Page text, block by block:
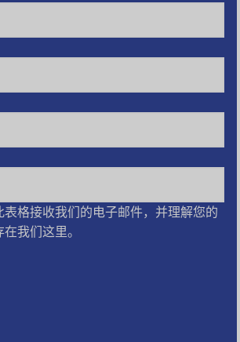
表格接收我们的电子邮件，并理解您的
我们这里。